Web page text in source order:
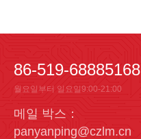
86-519-68885168
월요일부터 일요일9:00-21:00
메일 박스：
panyanping@czlm.cn